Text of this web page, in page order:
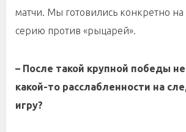
матчи. Мы готовились конкретно
серию против «рыцарей».
– После такой крупной победы
какой-то расслабленности на
игру?